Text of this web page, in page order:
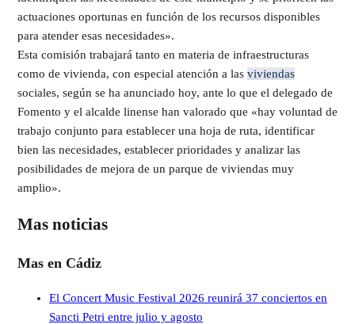
actuaciones oportunas en función de los recursos disponibles
para atender esas necesidades».
Esta comisión trabajará tanto en materia de infraestructuras
como de vivienda, con especial atención a las viviendas
sociales, según se ha anunciado hoy, ante lo que el delegado de
Fomento y el alcalde linense han valorado que «hay voluntad de
trabajo conjunto para establecer una hoja de ruta, identificar
bien las necesidades, establecer prioridades y analizar las
posibilidades de mejora de un parque de viviendas muy
amplio».
Mas noticias
Mas en Cádiz
El Concert Music Festival 2026 reunirá 37 conciertos en
Sancti Petri entre julio y agosto